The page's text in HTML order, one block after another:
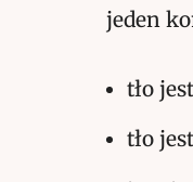
jeden
tło
tło